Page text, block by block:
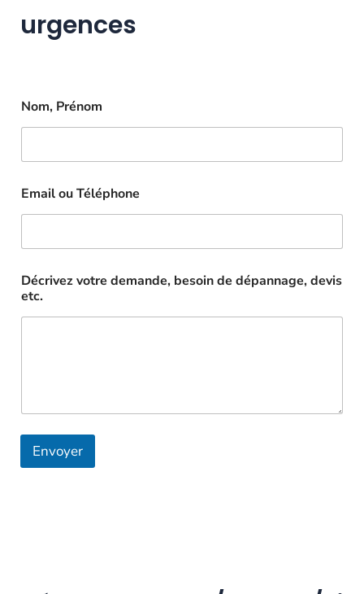
urgences
Nom, Prénom
Email ou Téléphone
Décrivez votre demande, besoin de dépannage, devis
etc.
Envoyer